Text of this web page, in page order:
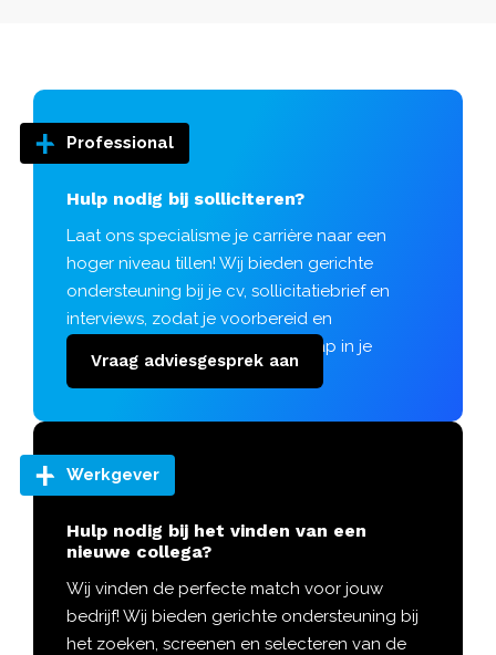
Professional
Hulp nodig bij solliciteren?
Laat ons specialisme je carrière naar een
hoger niveau tillen! Wij bieden gerichte
ondersteuning bij je cv, sollicitatiebrief en
interviews, zodat je voorbereid en
zelfverzekerd je de volgende stap in je
carrière zet.
Vraag adviesgesprek aan
Werkgever
Hulp nodig bij het vinden van een
nieuwe collega?
Wij vinden de perfecte match voor jouw
bedrijf! Wij bieden gerichte ondersteuning bij
het zoeken, screenen en selecteren van de